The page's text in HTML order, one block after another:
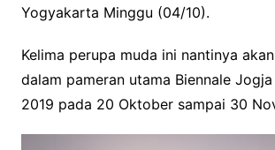
Yogyakarta Minggu (04/10).
Kelima perupa muda ini nantinya
dalam pameran utama Biennale
2019 pada 20 Oktober sampai 30